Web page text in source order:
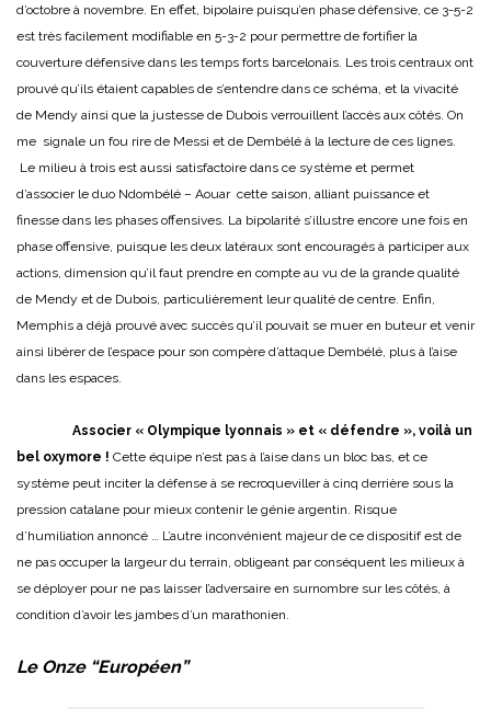
d’octobre à novembre. En effet, bipolaire puisqu’en phase défensive, ce 3-5-2
est très facilement modifiable en 5-3-2 pour permettre de fortifier la
couverture défensive dans les temps forts barcelonais. Les trois centraux ont
prouvé qu’ils étaient capables de s’entendre dans ce schéma, et la vivacité
de Mendy ainsi que la justesse de Dubois verrouillent l’accès aux côtés. On
me signale un fou rire de Messi et de Dembélé à la lecture de ces lignes.
Le milieu à trois est aussi satisfactoire dans ce système et permet
d’associer le duo Ndombélé – Aouar cette saison, alliant puissance et
finesse dans les phases offensives. La bipolarité s’illustre encore une fois en
phase offensive, puisque les deux latéraux sont encouragés à participer aux
actions, dimension qu’il faut prendre en compte au vu de la grande qualité
de Mendy et de Dubois, particulièrement leur qualité de centre. Enfin,
Memphis a déjà prouvé avec succès qu’il pouvait se muer en buteur et venir
ainsi libérer de l’espace pour son compère d’attaque Dembélé, plus à l’aise
dans les espaces.
Associer « Olympique lyonnais » et « défendre », voilà un
bel oxymore ! Cette équipe n’est pas à l’aise dans un bloc bas, et ce
système peut inciter la défense à se recroqueviller à cinq derrière sous la
pression catalane pour mieux contenir le génie argentin. Risque
d’humiliation annoncé … L’autre inconvénient majeur de ce dispositif est de
ne pas occuper la largeur du terrain, obligeant par conséquent les milieux à
se déployer pour ne pas laisser l’adversaire en surnombre sur les côtés, à
condition d’avoir les jambes d’un marathonien.
Le Onze “Européen”